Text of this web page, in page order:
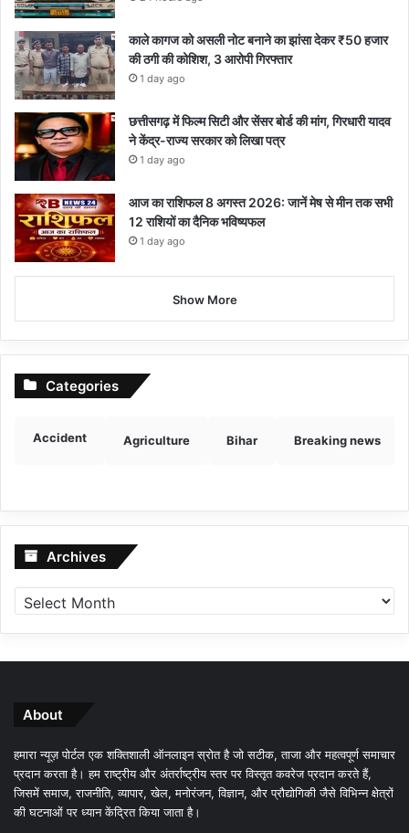
काले कागज को असली नोट बनाने का झांसा देकर ₹50 हजार
की ठगी की कोशिश, 3 आरोपी गिरफ्तार
1 day ago
छत्तीसगढ़ में फिल्म सिटी और सेंसर बोर्ड की मांग, गिरधारी यादव
ने केंद्र-राज्य सरकार को लिखा पत्र
1 day ago
आज का राशिफल 8 अगस्त 2026: जानें मेष से मीन तक सभी
12 राशियों का दैनिक भविष्यफल
1 day ago
Show More
Categories
Accident Agriculture Bihar Breaking news
Archives Archives
About
हमारा न्यूज़ पोर्टल एक शक्तिशाली ऑनलाइन स्रोत है जो सटीक, ताजा और महत्वपूर्ण समाचार
प्रदान करता है। हम राष्ट्रीय और अंतर्राष्ट्रीय स्तर पर विस्तृत कवरेज प्रदान करते हैं,
जिसमें समाज, राजनीति, व्यापार, खेल, मनोरंजन, विज्ञान, और प्रौद्योगिकी जैसे विभिन्न क्षेत्रों
की घटनाओं पर ध्यान केंद्रित किया जाता है।